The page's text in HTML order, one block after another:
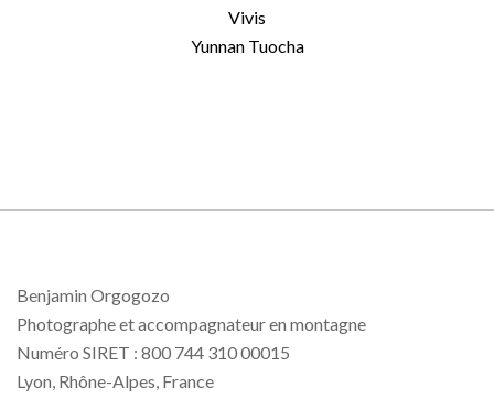
Vivis
Yunnan Tuocha
Benjamin Orgogozo
Photographe et accompagnateur en montagne
Numéro SIRET : 800 744 310 00015
Lyon, Rhône-Alpes, France